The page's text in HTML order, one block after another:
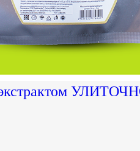
экстрактом